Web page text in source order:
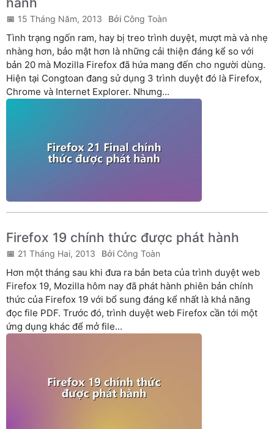
15 Tháng Năm, 2013 Công Toàn
Tình trạng ngốn ram, hay bị treo trình duyệt, mượt mà và nhẹ
nhàng hơn, bảo mật hơn là những cải thiện đáng kể so với
bản 20 mà Mozilla Firefox đã hứa mang đến cho người dùng.
Hiện tại Congtoan đang sử dụng 3 trình duyệt đó là Firefox,
Chrome và Internet Explorer. Nhưng...
Firefox 19 chính thức được phát hành
21 Tháng Hai, 2013 Công Toàn
Hơn một tháng sau khi đưa ra bản beta của trình duyệt web
Firefox 19, Mozilla hôm nay đã phát hành phiên bản chính
thức của Firefox 19 với bổ sung đáng kể nhất là khả năng
đọc file PDF. Trước đó, trình duyệt web Firefox cần tới một
ứng dụng khác để mở file...